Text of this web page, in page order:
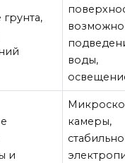
воды,
и
камеры,